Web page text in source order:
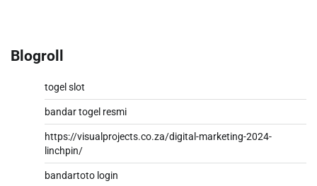
Blogroll
togel slot
bandar togel resmi
https://visualprojects.co.za/digital-marketing-2024-
linchpin/
bandartoto login